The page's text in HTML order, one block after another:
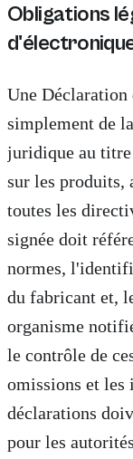
Obligations
Une Déclaration
simplement de
juridique au titre
sur les
toutes les
signée doit
normes,
du fabricant et,
organisme
le contrôle de
omissions et les
déclarations
pour les